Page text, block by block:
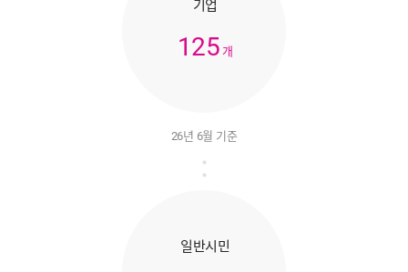
기업
125 개
26년 6월 기준
일반시민